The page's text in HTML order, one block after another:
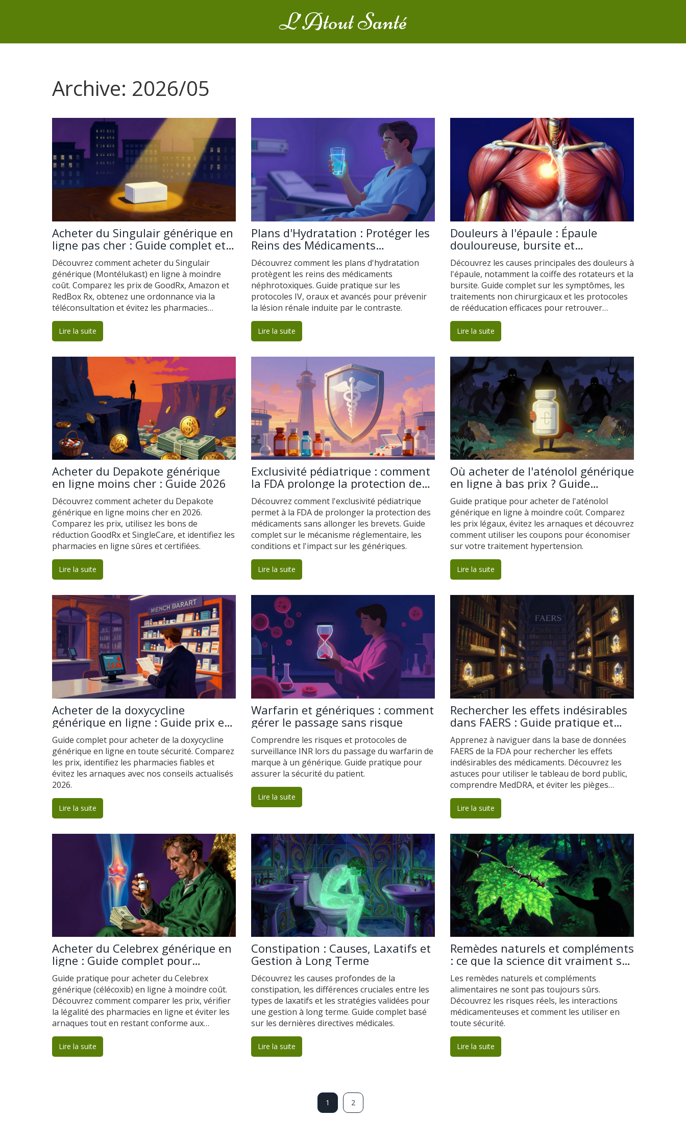
L’Atout Santé
Archive: 2026/05
Acheter du Singulair générique en
ligne pas cher : Guide complet et
sécurisé
Découvrez comment acheter du Singulair
générique (Montélukast) en ligne à moindre
coût. Comparez les prix de GoodRx, Amazon et
RedBox Rx, obtenez une ordonnance via la
téléconsultation et évitez les pharmacies
illégales.
Lire la suite
Plans d'Hydratation : Protéger les
Reins des Médicaments
Néphrotoxiques
Découvrez comment les plans d'hydratation
protègent les reins des médicaments
néphrotoxiques. Guide pratique sur les
protocoles IV, oraux et avancés pour prévenir
la lésion rénale induite par le contraste.
Lire la suite
Douleurs à l'épaule : Épaule
douloureuse, bursite et
rééducation efficace
Découvrez les causes principales des douleurs à
l'épaule, notamment la coiffe des rotateurs et la
bursite. Guide complet sur les symptômes, les
traitements non chirurgicaux et les protocoles
de rééducation efficaces pour retrouver
mobilité et confort.
Lire la suite
Acheter du Depakote générique
en ligne moins cher : Guide 2026
Découvrez comment acheter du Depakote
générique en ligne moins cher en 2026.
Comparez les prix, utilisez les bons de
réduction GoodRx et SingleCare, et identifiez les
pharmacies en ligne sûres et certifiées.
Lire la suite
Exclusivité pédiatrique : comment
la FDA prolonge la protection des
brevets pharmaceutiques
Découvrez comment l'exclusivité pédiatrique
permet à la FDA de prolonger la protection des
médicaments sans allonger les brevets. Guide
complet sur le mécanisme réglementaire, les
conditions et l'impact sur les génériques.
Lire la suite
Où acheter de l'aténolol générique
en ligne à bas prix ? Guide
complet et comparatif
Guide pratique pour acheter de l'aténolol
générique en ligne à moindre coût. Comparez
les prix légaux, évitez les arnaques et découvrez
comment utiliser les coupons pour économiser
sur votre traitement hypertension.
Lire la suite
Acheter de la doxycycline
générique en ligne : Guide prix et
sécurité (2026)
Guide complet pour acheter de la doxycycline
générique en ligne en toute sécurité. Comparez
les prix, identifiez les pharmacies fiables et
évitez les arnaques avec nos conseils actualisés
2026.
Lire la suite
Warfarin et génériques : comment
gérer le passage sans risque
Comprendre les risques et protocoles de
surveillance INR lors du passage du warfarin de
marque à un générique. Guide pratique pour
assurer la sécurité du patient.
Lire la suite
Rechercher les effets indésirables
dans FAERS : Guide pratique et
astuces
Apprenez à naviguer dans la base de données
FAERS de la FDA pour rechercher les effets
indésirables des médicaments. Découvrez les
astuces pour utiliser le tableau de bord public,
comprendre MedDRA, et éviter les pièges
d'interprétation.
Lire la suite
Acheter du Celebrex générique en
ligne : Guide complet pour
économiser sans risque
Guide pratique pour acheter du Celebrex
générique (célécoxib) en ligne à moindre coût.
Découvrez comment comparer les prix, vérifier
la légalité des pharmacies en ligne et éviter les
arnaques tout en restant conforme aux
réglementations françaises.
Lire la suite
Constipation : Causes, Laxatifs et
Gestion à Long Terme
Découvrez les causes profondes de la
constipation, les différences cruciales entre les
types de laxatifs et les stratégies validées pour
une gestion à long terme. Guide complet basé
sur les dernières directives médicales.
Lire la suite
Remèdes naturels et compléments
: ce que la science dit vraiment sur
les effets secondaires
Les remèdes naturels et compléments
alimentaires ne sont pas toujours sûrs.
Découvrez les risques réels, les interactions
médicamenteuses et comment les utiliser en
toute sécurité.
Lire la suite
1 2